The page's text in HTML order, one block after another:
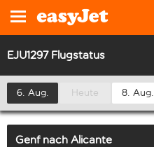
EJU1297 Flugstatus
6. Aug. Heute 8. Aug.
Genf nach Alicante